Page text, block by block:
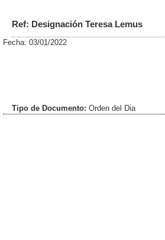
Ref: Designación Teresa Lemus
Fecha: 03/01/2022
Tipo de Documento: Orden del Dia